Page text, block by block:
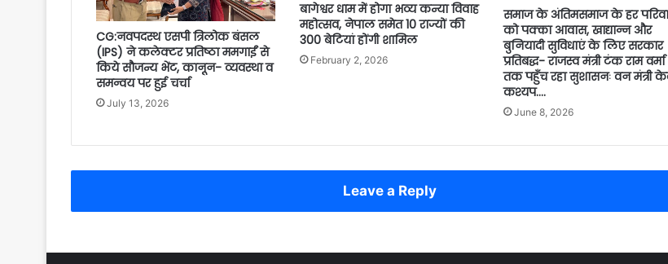
CG:नवपदस्थ एसपी त्रिलोक बंसल
(IPS) ने कलेक्टर प्रतिष्ठा ममगाईं से
किये सौजन्य भेंट, कानून- व्यवस्था व
समन्वय पर हुई चर्चा
July 13, 2026
बागेश्वर धाम में होगा भव्य कन्या विवाह
महोत्सव, नेपाल समेत 10 राज्यों की
300 बेटियां होंगी शामिल
February 2, 2026
समाज के अंतिमसमाज के हर
को पक्का आवास, खाद्यान्न और
बुनियादी सुविधाएं के लिए सरकार
प्रतिबद्ध- राजस्व मंत्री टंक राम वर्मा
तक पहुँच रहा सुशासनः वन मंत्री
कश्यप….
June 8, 2026
Leave a Reply